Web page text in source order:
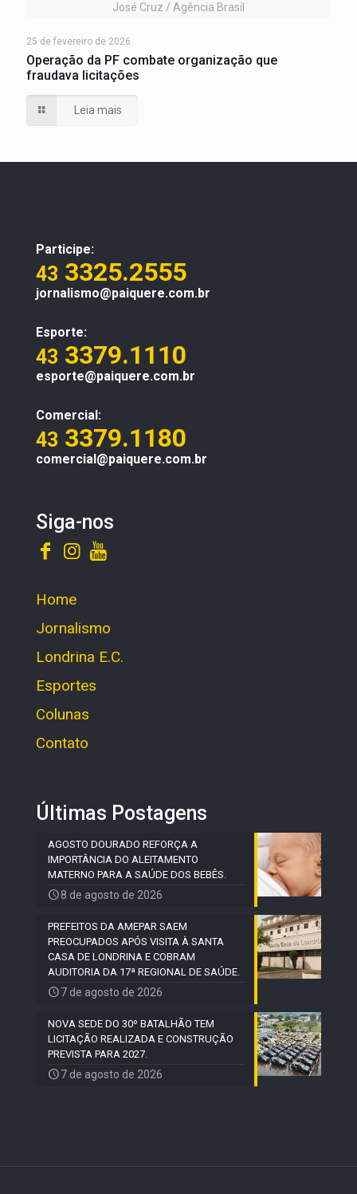
José Cruz / Agência Brasil
25 de fevereiro de 2026
Operação da PF combate organização que
fraudava licitações
Leia mais
Participe:
43 3325.2555
jornalismo@paiquere.com.br
Esporte:
43 3379.1110
esporte@paiquere.com.br
Comercial:
43 3379.1180
comercial@paiquere.com.br
Siga-nos
Home
Jornalismo
Londrina E.C.
Esportes
Colunas
Contato
Últimas Postagens
AGOSTO DOURADO REFORÇA A
IMPORTÂNCIA DO ALEITAMENTO
MATERNO PARA A SAÚDE DOS BEBÊS.
8 de agosto de 2026
PREFEITOS DA AMEPAR SAEM
PREOCUPADOS APÓS VISITA À SANTA
CASA DE LONDRINA E COBRAM
AUDITORIA DA 17ª REGIONAL DE SAÚDE.
7 de agosto de 2026
NOVA SEDE DO 30º BATALHÃO TEM
LICITAÇÃO REALIZADA E CONSTRUÇÃO
PREVISTA PARA 2027.
7 de agosto de 2026